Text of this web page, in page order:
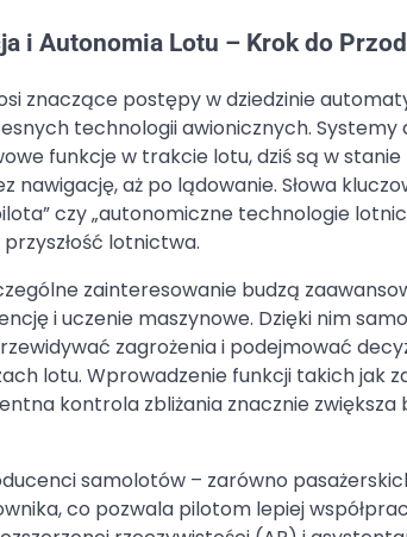
i Autonomia Lotu – Krok do
znaczące postępy w dziedzinie
technologii awionicznych.
funkcje w trakcie lotu, dziś są w
nawigację, aż po lądowanie. Słowa
czy „autonomiczne technologie
lotnictwa.
zainteresowanie budzą
i uczenie maszynowe. Dzięki nim
zagrożenia i podejmować
lotu. Wprowadzenie funkcji takich jak
kontrola zbliżania znacznie
samolotów – zarówno
co pozwala pilotom lepiej